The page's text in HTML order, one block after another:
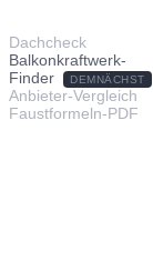
Dachcheck
Balkonkraftwerk-
Finder
DEMNÄCHST
Anbieter-Vergleich
Faustformeln-PDF